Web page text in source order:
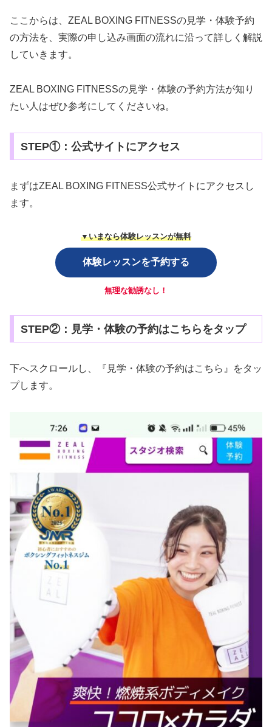
ここからは、ZEAL BOXING FITNESSの見学・体験予約
の方法を、実際の申し込み画面の流れに沿って詳しく解説
していきます。
ZEAL BOXING FITNESSの見学・体験の予約方法が知り
たい人はぜひ参考にしてくださいね。
STEP①：公式サイトにアクセス
まずはZEAL BOXING FITNESS公式サイトにアクセスし
ます。
▼いまなら体験レッスンが無料
体験レッスンを予約する
無理な勧誘なし！
STEP②：見学・体験の予約はこちらをタップ
下へスクロールし、『見学・体験の予約はこちら』をタッ
プします。